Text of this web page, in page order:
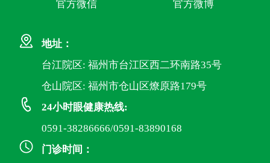
官方微信 官方微博
地址：
台江院区: 福州市台江区西二环南路35号
仓山院区: 福州市仓山区燎原路179号
24小时眼健康热线:
0591-38286666/0591-83890168
门诊时间：